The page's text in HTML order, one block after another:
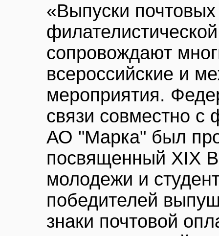
«Выпуски
сопровождают
всероссийские и
мероприятия.
связи совместно с
АО "Марка" был
посвященный XIX
молодежи и
победителей
знаки почтовой